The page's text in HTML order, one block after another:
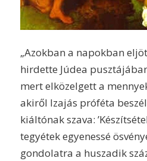
„Azokban a napokban
hirdette Júdea
mert elközelgett a
akiről Izajás próféta
kiáltónak szava:
tegyétek egyenessé
gondolatra a huszadik